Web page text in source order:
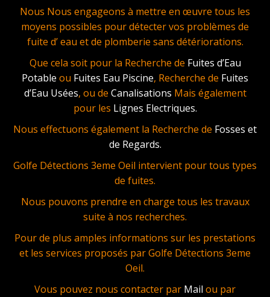
Nous Nous engageons à mettre en œuvre tous les
moyens possibles pour détecter vos problèmes de
fuite d’ eau et de plomberie sans détériorations.
Que cela soit pour la Recherche de Fuites d’Eau
Potable ou Fuites Eau Piscine, Recherche de Fuites
d’Eau Usées, ou de Canalisations Mais également
pour les Lignes Electriques.
Nous effectuons également la Recherche de Fosses et
de Regards.
Golfe Détections 3eme Oeil intervient pour tous types
de fuites.
Nous pouvons prendre en charge tous les travaux
suite à nos recherches.
Pour de plus amples informations sur les prestations
et les services proposés par Golfe Détections 3eme
Oeil.
Vous pouvez nous contacter par Mail ou par